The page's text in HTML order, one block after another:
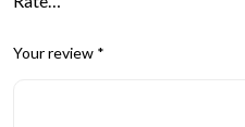
Your review *